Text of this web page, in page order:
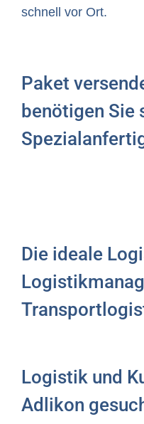
schnell vor Ort.
Paket
benötigen Sie
Die ideale
Logistik und
Adlikon